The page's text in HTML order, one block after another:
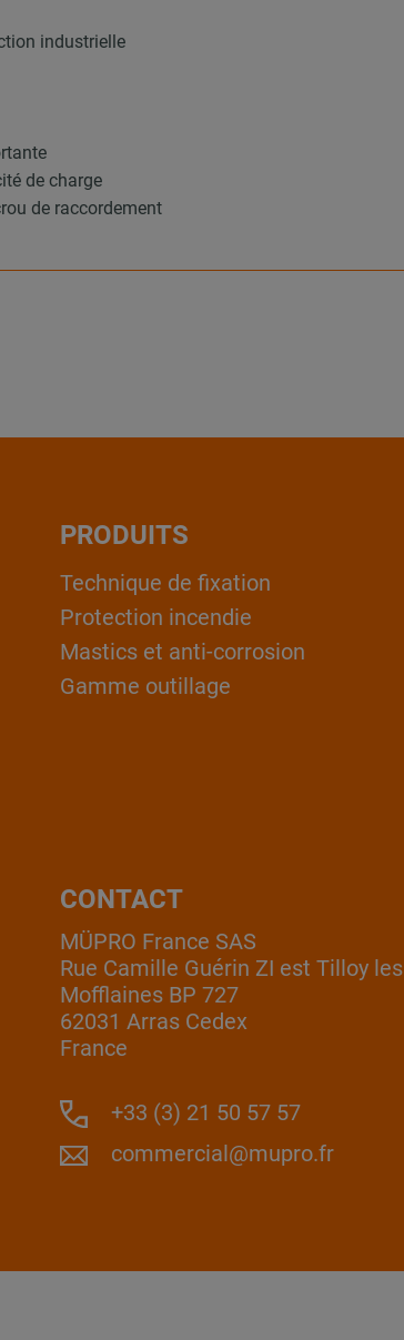
industrielle
de charge
de raccordement
PRODUITS
Technique de fixation
Protection incendie
Mastics et anti-corrosion
Gamme outillage
CONTACT
MÜPRO France SAS
Rue Camille Guérin ZI est Tilloy les
Mofflaines BP 727
62031 Arras Cedex
France
+33 (3) 21 50 57 57
commercial@mupro.fr